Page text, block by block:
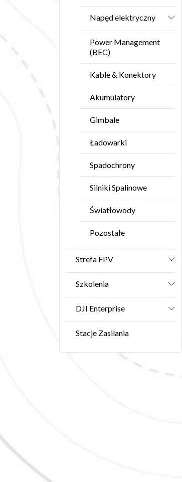
Napęd elektryczny
Power Management
(BEC)
Kable & Konektory
Akumulatory
Gimbale
Ładowarki
Spadochrony
Silniki Spalinowe
Światłowody
Pozostałe
Strefa FPV
Szkolenia
DJI Enterprise
Stacje Zasilania